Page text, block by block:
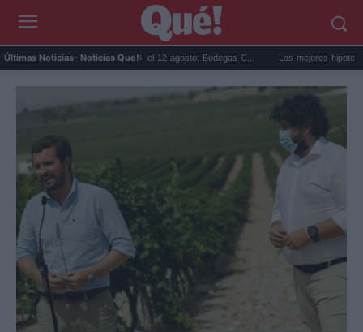
Últimas Noticias- Noticias Que!:
Eclipse solar en Cariñena del 12 agosto: Bodegas C... Las mejores hipotecas de